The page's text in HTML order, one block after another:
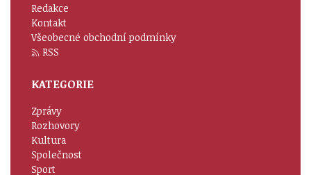
Redakce
Kontakt
Všeobecné obchodní podmínky
RSS
KATEGORIE
Zprávy
Rozhovory
Kultura
Společnost
Sport